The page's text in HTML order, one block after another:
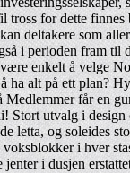
for dette
deltakere som
i perioden fram
enkelt å velge
ha alt på ett plan?
får en
Stort utvalg i
letta, og soleides
i hver
i dusjen